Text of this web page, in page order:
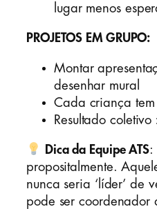
lugar menos
PROJETOS EM GRUPO:
Montar
desenhar mural
Cada criança
Resultado
Dica da Equipe ATS:
propositalmente.
nunca seria ‘líder’ de
pode ser coordenador